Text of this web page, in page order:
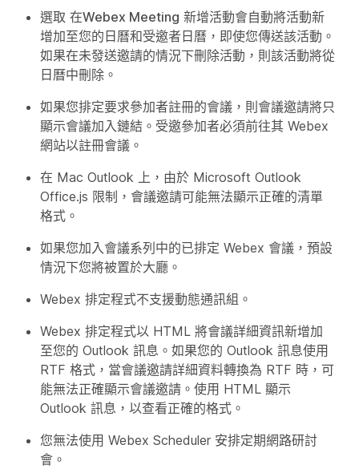
選取 在Webex Meeting 新增活動會自動將活動新
增加至您的日曆和受邀者日曆，即使您傳送該活動。
如果在未發送邀請的情況下刪除活動，則該活動將從
日曆中刪除。
如果您排定要求參加者註冊的會議，則會議邀請將只
顯示會議加入鏈結。受邀參加者必須前往其 Webex
網站以註冊會議。
在 Mac Outlook 上，由於 Microsoft Outlook
Office.js 限制，會議邀請可能無法顯示正確的清單
格式。
如果您加入會議系列中的已排定 Webex 會議，預設
情況下您將被置於大廳。
Webex 排定程式不支援動態通訊組。
Webex 排定程式以 HTML 將會議詳細資訊新增加
至您的 Outlook 訊息。如果您的 Outlook 訊息使用
RTF 格式，當會議邀請詳細資料轉換為 RTF 時，可
能無法正確顯示會議邀請。使用 HTML 顯示
Outlook 訊息，以查看正確的格式。
您無法使用 Webex Scheduler 安排定期網路研討
會。